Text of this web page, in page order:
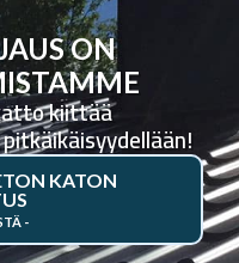
ON
kiittää
KATON